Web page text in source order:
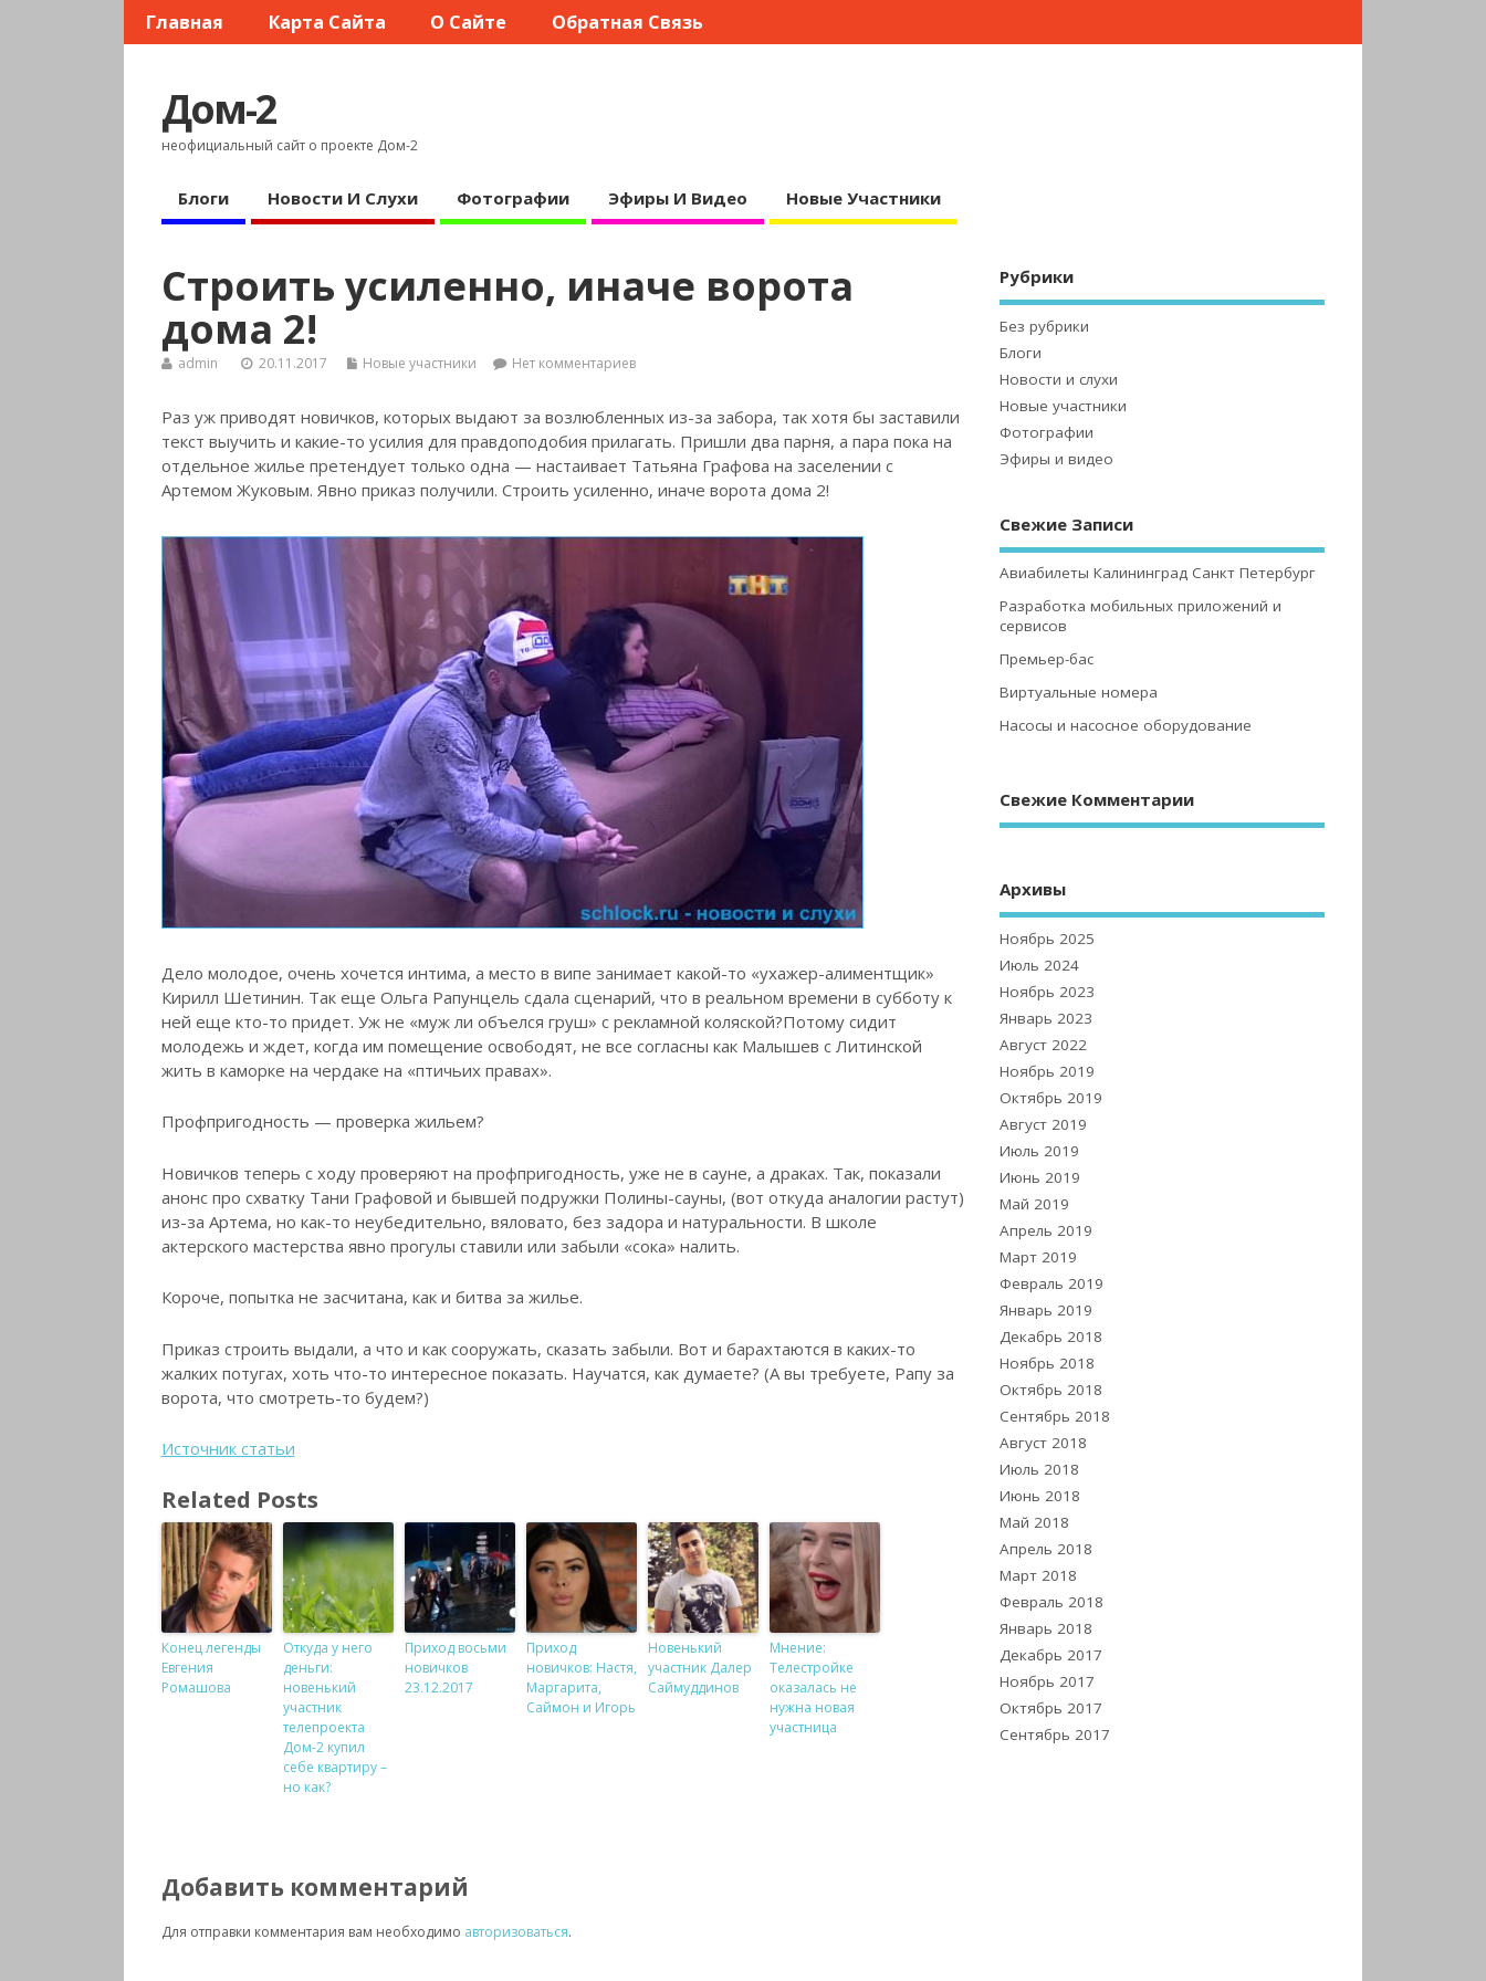
Главная Карта Сайта О Сайте Обратная Связь
Дом-2
неофициальный сайт о проекте Дом-2
Блоги Новости И Слухи Фотографии Эфиры И Видео Новые Участники
Строить усиленно, иначе ворота
дома 2!
admin 20.11.2017 Новые участники Нет комментариев
Раз уж приводят новичков, которых выдают за возлюбленных из-за забора, так хотя бы заставили
текст выучить и какие-то усилия для правдоподобия прилагать. Пришли два парня, а пара пока на
отдельное жилье претендует только одна — настаивает Татьяна Графова на заселении с
Артемом Жуковым. Явно приказ получили. Строить усиленно, иначе ворота дома 2!
Дело молодое, очень хочется интима, а место в випе занимает какой-то «ухажер-алиментщик»
Кирилл Шетинин. Так еще Ольга Рапунцель сдала сценарий, что в реальном времени в субботу к
ней еще кто-то придет. Уж не «муж ли объелся груш» с рекламной коляской?Потому сидит
молодежь и ждет, когда им помещение освободят, не все согласны как Малышев с Литинской
жить в каморке на чердаке на «птичьих правах».
Профпригодность — проверка жильем?
Новичков теперь с ходу проверяют на профпригодность, уже не в сауне, а драках. Так, показали
анонс про схватку Тани Графовой и бывшей подружки Полины-сауны, (вот откуда аналогии растут)
из-за Артема, но как-то неубедительно, вяловато, без задора и натуральности. В школе
актерского мастерства явно прогулы ставили или забыли «сока» налить.
Короче, попытка не засчитана, как и битва за жилье.
Приказ строить выдали, а что и как сооружать, сказать забыли. Вот и барахтаются в каких-то
жалких потугах, хоть что-то интересное показать. Научатся, как думаете? (А вы требуете, Рапу за
ворота, что смотреть-то будем?)
Источник статьи
Related Posts
Конец легенды
Евгения
Ромашова
Откуда у него
деньги:
новенький
участник
телепроекта
Дом-2 купил
себе квартиру –
но как?
Приход восьми
новичков
23.12.2017
Приход
новичков: Настя,
Маргарита,
Саймон и Игорь
Новенький
участник Далер
Саймуддинов
Мнение:
Телестройке
оказалась не
нужна новая
участница
Добавить комментарий
Для отправки комментария вам необходимо авторизоваться.
Рубрики
Без рубрики
Блоги
Новости и слухи
Новые участники
Фотографии
Эфиры и видео
Свежие Записи
Авиабилеты Калининград Санкт Петербург
Разработка мобильных приложений и
сервисов
Премьер-бас
Виртуальные номера
Насосы и насосное оборудование
Свежие Комментарии
Архивы
Ноябрь 2025
Июль 2024
Ноябрь 2023
Январь 2023
Август 2022
Ноябрь 2019
Октябрь 2019
Август 2019
Июль 2019
Июнь 2019
Май 2019
Апрель 2019
Март 2019
Февраль 2019
Январь 2019
Декабрь 2018
Ноябрь 2018
Октябрь 2018
Сентябрь 2018
Август 2018
Июль 2018
Июнь 2018
Май 2018
Апрель 2018
Март 2018
Февраль 2018
Январь 2018
Декабрь 2017
Ноябрь 2017
Октябрь 2017
Сентябрь 2017